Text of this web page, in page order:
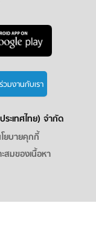
ร่วมงานกับเรา
ะเทศไทย) จำกัด
ยบายคุกกี้
สมของเนื้อหา